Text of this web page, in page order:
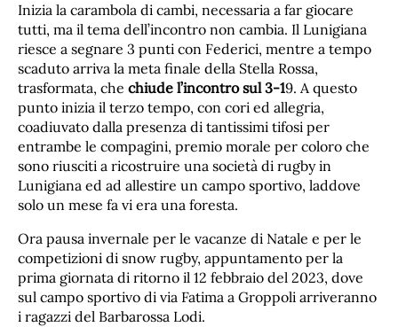
Inizia la carambola di cambi, necessaria a far giocare
tutti, ma il tema dell’incontro non cambia. Il Lunigiana
riesce a segnare 3 punti con Federici, mentre a tempo
scaduto arriva la meta finale della Stella Rossa,
trasformata, che chiude l’incontro sul 3-19. A questo
punto inizia il terzo tempo, con cori ed allegria,
coadiuvato dalla presenza di tantissimi tifosi per
entrambe le compagini, premio morale per coloro che
sono riusciti a ricostruire una società di rugby in
Lunigiana ed ad allestire un campo sportivo, laddove
solo un mese fa vi era una foresta.
Ora pausa invernale per le vacanze di Natale e per le
competizioni di snow rugby, appuntamento per la
prima giornata di ritorno il 12 febbraio del 2023, dove
sul campo sportivo di via Fatima a Groppoli arriveranno
i ragazzi del Barbarossa Lodi.